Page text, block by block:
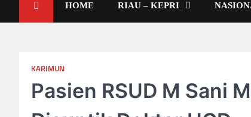
HOME RIAU – KEPRI
KARIMUN
Pasien RSUD M Sani